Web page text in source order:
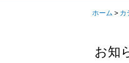
ホーム カ
お知